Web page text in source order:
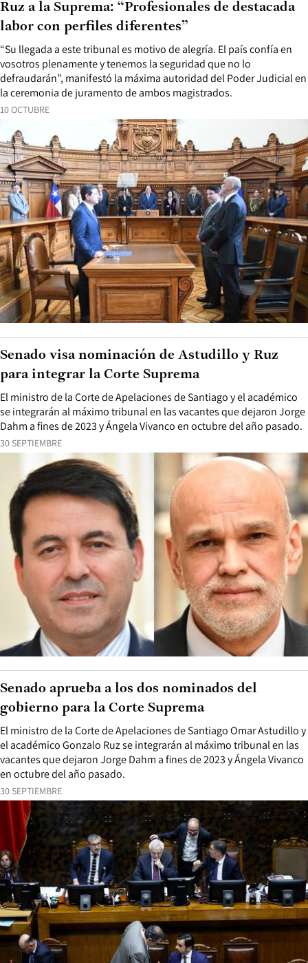
10 OCTUBRE
“Su llegada a este tribunal es motivo de alegría. El país confía en
vosotros plenamente y tenemos la seguridad que no lo
defraudarán”, manifestó la máxima autoridad del Poder Judicial en
la ceremonia de juramento de ambos magistrados.
Ruz a la Suprema: “Profesionales de destacada
labor con perfiles diferentes”
30 SEPTIEMBRE
El ministro de la Corte de Apelaciones de Santiago y el académico
se integrarán al máximo tribunal en las vacantes que dejaron Jorge
Dahm a fines de 2023 y Ángela Vivanco en octubre del año pasado.
Senado visa nominación de Astudillo y Ruz
para integrar la Corte Suprema
30 SEPTIEMBRE
El ministro de la Corte de Apelaciones de Santiago Omar Astudillo y
el académico Gonzalo Ruz se integrarán al máximo tribunal en las
vacantes que dejaron Jorge Dahm a fines de 2023 y Ángela Vivanco
en octubre del año pasado.
Senado aprueba a los dos nominados del
gobierno para la Corte Suprema